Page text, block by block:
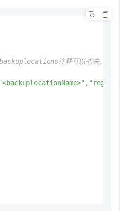
注释可以省去。